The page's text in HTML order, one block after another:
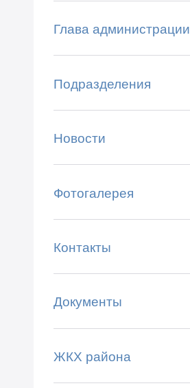
Глава администрации
Подразделения
Новости
Фотогалерея
Контакты
Документы
ЖКХ района